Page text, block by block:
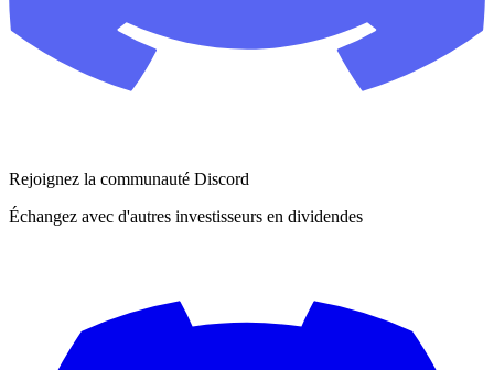
Rejoignez la communauté Discord
Échangez avec d'autres investisseurs en dividendes